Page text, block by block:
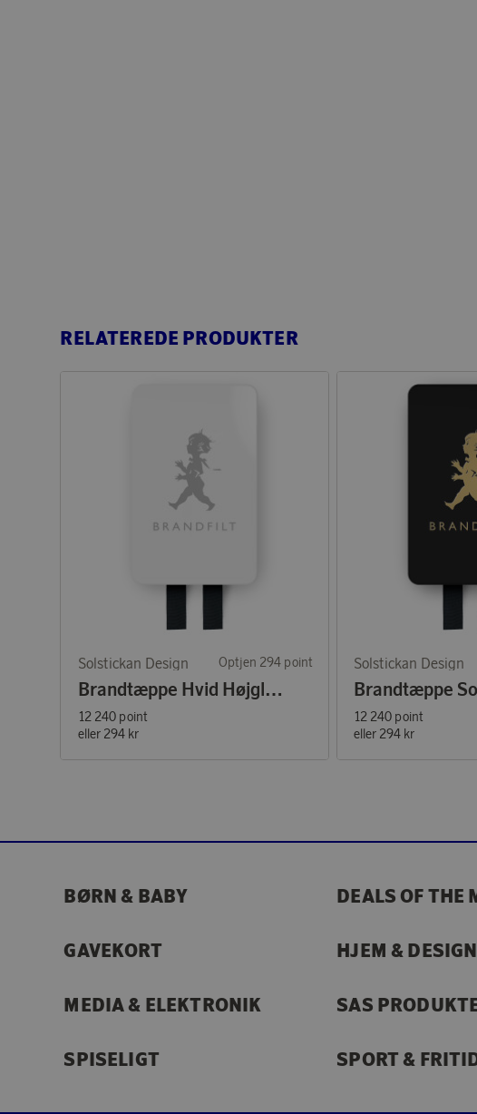
RELATEREDE PRODUKTER
Solstickan Design Optjen 294 point
Brandtæppe Hvid Højglans
12 240 point
eller 294 kr
Solstickan Design
12 240 point
eller 294 kr
BØRN & BABY DEALS OF THE
GAVEKORT HJEM & DESIGN
MEDIA & ELEKTRONIK SAS
SPISELIGT SPORT &